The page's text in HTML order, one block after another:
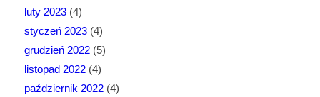
luty 2023(4)
styczeń 2023(4)
grudzień 2022(5)
listopad 2022(4)
październik 2022(4)